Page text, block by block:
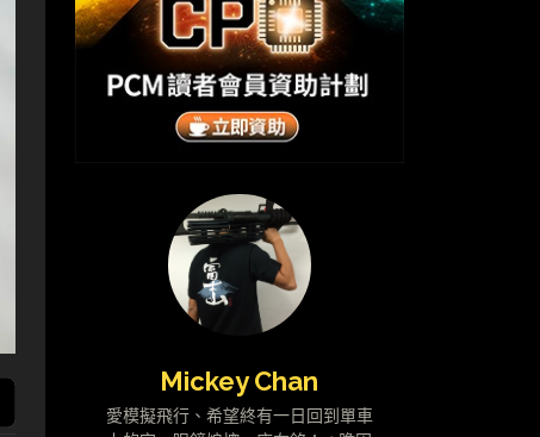
Mickey Chan
愛模擬飛行、希望終有一日回到單車